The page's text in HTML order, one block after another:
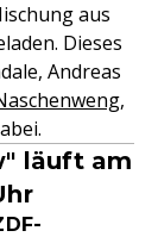
aus
Dieses
Andreas
,
läuft am